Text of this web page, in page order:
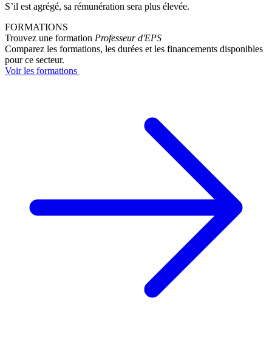
S’il est agrégé, sa rémunération sera plus élevée.
FORMATIONS
Trouvez une formation Professeur d'EPS
Comparez les formations, les durées et les financements disponibles
pour ce secteur.
Voir les formations